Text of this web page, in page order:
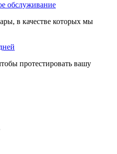
обслуживание
в качестве которых мы
протестировать вашу